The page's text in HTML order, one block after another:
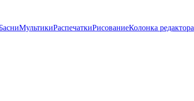
МультикиРаспечаткиРисованиеКолонка редактора